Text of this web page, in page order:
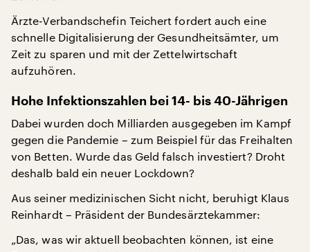
Ärzte-Verbandschefin Teichert fordert auch eine
schnelle Digitalisierung der Gesundheitsämter, um
Zeit zu sparen und mit der Zettelwirtschaft
aufzuhören.
Hohe Infektionszahlen bei 14- bis 40-Jährigen
Dabei wurden doch Milliarden ausgegeben im Kampf
gegen die Pandemie – zum Beispiel für das Freihalten
von Betten. Wurde das Geld falsch investiert? Droht
deshalb bald ein neuer Lockdown?
Aus seiner medizinischen Sicht nicht, beruhigt Klaus
Reinhardt – Präsident der Bundesärztekammer:
„Das, was wir aktuell beobachten können, ist eine